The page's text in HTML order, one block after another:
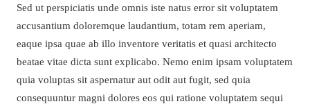
Sed ut perspiciatis unde omnis iste natus error sit voluptatem
accusantium doloremque laudantium, totam rem aperiam,
eaque ipsa quae ab illo inventore veritatis et quasi architecto
beatae vitae dicta sunt explicabo. Nemo enim ipsam voluptatem
quia voluptas sit aspernatur aut odit aut fugit, sed quia
consequuntur magni dolores eos qui ratione voluptatem sequi